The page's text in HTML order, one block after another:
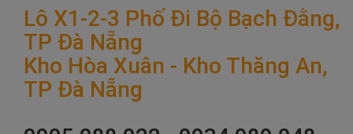
Lô X1-2-3 Phố Đi Bộ Bạch Đằng,
TP Đà Nẵng
Kho Hòa Xuân - Kho Thăng An,
TP Đà Nẵng